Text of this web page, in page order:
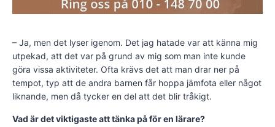
– Ja, men det lyser igenom. Det jag hatade var att känna mig
utpekad, att det var på grund av mig som man inte kunde
göra vissa aktiviteter. Ofta krävs det att man drar ner på
tempot, typ att de andra barnen får hoppa jämfota eller något
liknande, men då tycker en del att det blir tråkigt.
Vad är det viktigaste att tänka på för en lärare?